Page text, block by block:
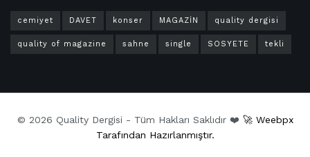
cemiyet DAVET konser MAGAZİN quality dergisi
quality of magazine sahne single SOSYETE tekli
© 2026 Quality Dergisi - Tüm Hakları Saklıdır ❤️ 🚀 Weebpx
Tarafından Hazırlanmıştır.